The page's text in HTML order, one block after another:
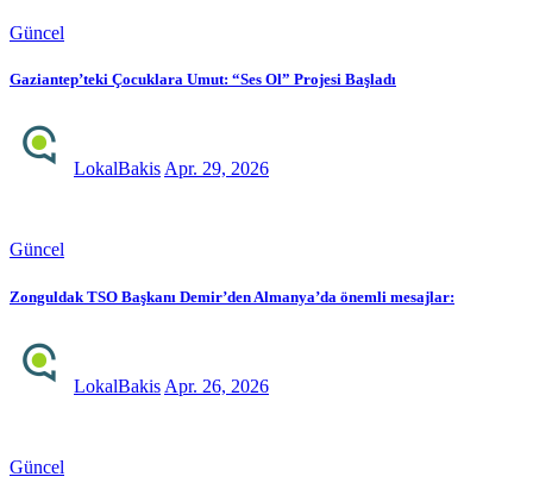
Güncel
Gaziantep’teki Çocuklara Umut: “Ses Ol” Projesi Başladı
LokalBakis Apr. 29, 2026
Güncel
Zonguldak TSO Başkanı Demir’den Almanya’da önemli mesajlar:
LokalBakis Apr. 26, 2026
Güncel